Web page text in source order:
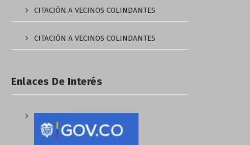
CITACIÓN A VECINOS COLINDANTES
CITACIÓN A VECINOS COLINDANTES
Enlaces De Interés